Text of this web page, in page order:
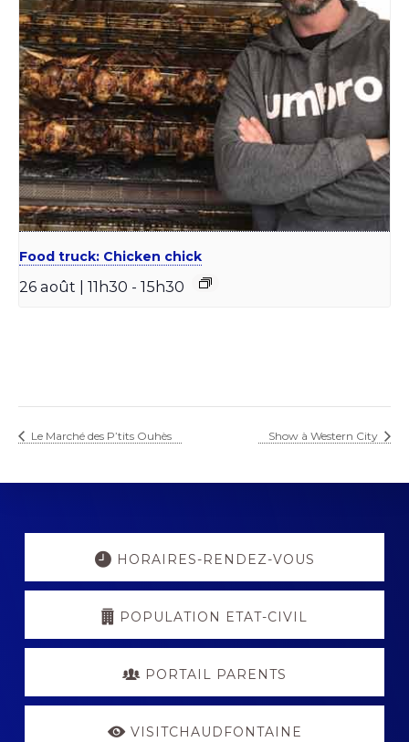
Food truck: Chicken chick
26 août | 11h30 - 15h30
Le Marché des P’tits Ouhès Show à Western City
Explore
HORAIRES-RENDEZ-VOUS
POPULATION ETAT-CIVIL
PORTAIL PARENTS
VISITCHAUDFONTAINE